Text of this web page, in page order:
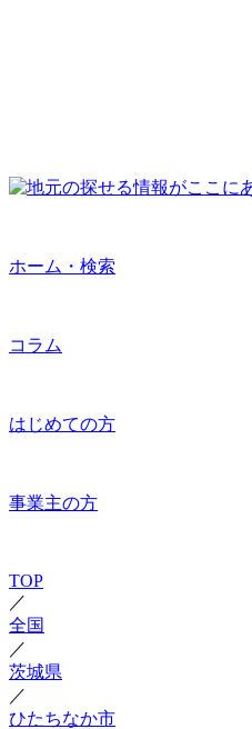
ホーム・検索
コラム
はじめての方
事業主の方
TOP
／
全国
／
茨城県
／
ひたちなか市